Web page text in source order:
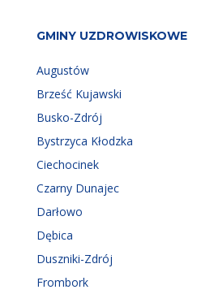
GMINY UZDROWISKOWE
Augustów
Brześć Kujawski
Busko-Zdrój
Bystrzyca Kłodzka
Ciechocinek
Czarny Dunajec
Darłowo
Dębica
Duszniki-Zdrój
Frombork